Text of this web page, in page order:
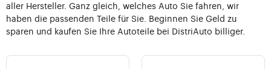
aller Hersteller. Ganz gleich, welches Auto Sie fahren, wir
haben die passenden Teile für Sie. Beginnen Sie Geld zu
sparen und kaufen Sie Ihre Autoteile bei DistriAuto billiger.